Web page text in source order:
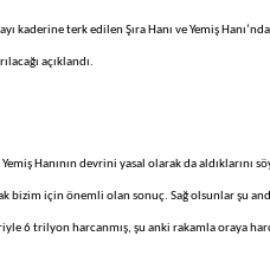
kaderine terk edilen Şıra Hanı ve Yemiş
açıklandı.
Hanının devrini yasal olarak da aldıklarını
bizim için önemli olan sonuç. Sağ olsunlar şu
6 trilyon harcanmış, şu anki rakamla oraya